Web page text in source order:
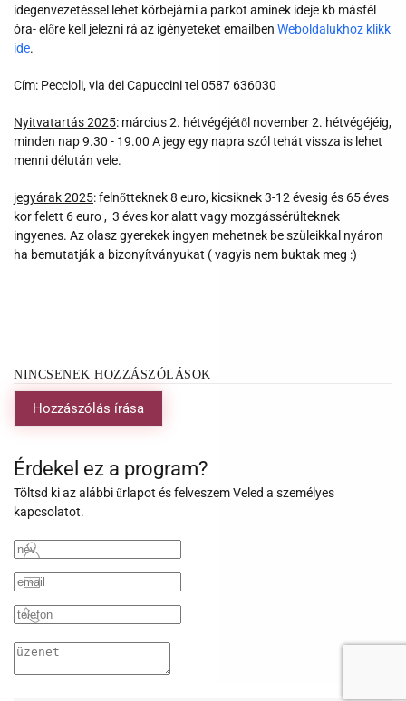
idegenvezetéssel lehet körbejárni a parkot aminek ideje kb másfél
óra- előre kell jelezni rá az igényeteket emailben Weboldalukhoz klikk
ide.
Cím: Peccioli, via dei Capuccini tel 0587 636030
Nyitvatartás 2025: március 2. hétvégéjétől november 2. hétvégéjéig,
minden nap 9.30 - 19.00 A jegy egy napra szól tehát vissza is lehet
menni délután vele.
jegyárak 2025: felnőtteknek 8 euro, kicsiknek 3-12 évesig és 65 éves
kor felett 6 euro , 3 éves kor alatt vagy mozgássérülteknek
ingyenes. Az olasz gyerekek ingyen mehetnek be szüleikkal nyáron
ha bemutatják a bizonyítványukat ( vagyis nem buktak meg :)
NINCSENEK HOZZÁSZÓLÁSOK
Hozzászólás írása
Érdekel ez a program?
Töltsd ki az alábbi űrlapot és felveszem Veled a személyes
kapcsolatot.